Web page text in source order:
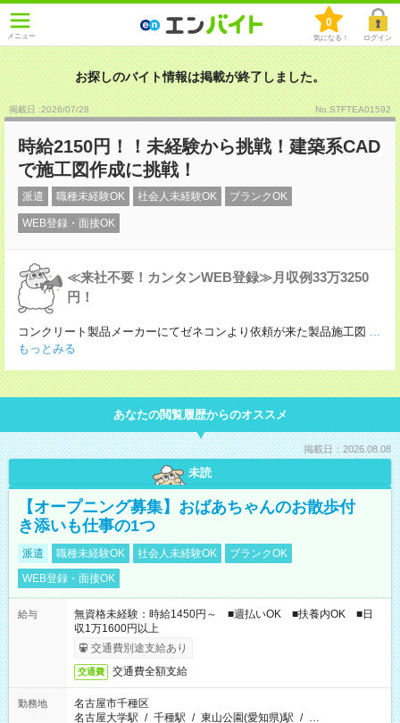
メニュー
0
気になる！ ログイン
お探しのバイト情報は掲載が終了しました。
掲載日 :2026/07/28 No.STFTEA01592
時給2150円！！未経験から挑戦！建築系CAD
で施工図作成に挑戦！
派遣 職種未経験OK 社会人未経験OK ブランクOK
WEB登録・面接OK
≪来社不要！カンタンWEB登録≫月収例33万3250
円！
コンクリート製品メーカーにてゼネコンより依頼が来た製品施工図 ...
もっとみる
あなたの閲覧履歴からのオススメ
掲載日：2026.08.08
未読
【オープニング募集】おばあちゃんのお散歩付
き添いも仕事の1つ
派遣 職種未経験OK 社会人未経験OK
ブランクOK
WEB登録・面接OK
給与
無資格未経験：時給1450円～ ■週払いOK ■扶養内OK ■日
収1万1600円以上
交通費別途支給あり
交通費 交通費全額支給
勤務地
名古屋市千種区
名古屋大学駅 / 千種駅 / 東山公園(愛知県)駅 / …